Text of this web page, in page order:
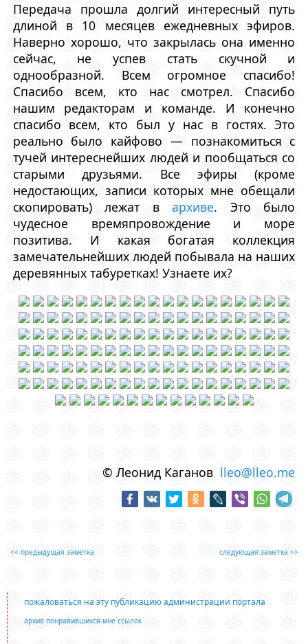
Передача прошла долгий интересный путь
длиной в 10 месяцев ежедневных эфиров.
Наверно хорошо, что закрылась она именно
сейчас, не успев стать скучной и
однообразной. Всем огромное спасибо!
Спасибо всем, кто нас смотрел. Спасибо
нашим редакторам и команде. И конечно
спасибо всем, кто был у нас в гостях. Это
реально было кайфово — познакомиться с
тучей интереснейших людей и пообщаться со
старыми друзьями. Все эфиры (кроме
недостающих, записи которых мне обещали
скопировать) лежат вархиве. Это было
чудесное времяпровождение и море
позитива. И какая богатая коллекция
замечательнейших людей побывала на наших
деревянных табуретках! Узнаете их?
© Леонид Каганов lleo@lleo.me
<< предыдущая заметка следующая заметка >>
пожаловаться на эту публикацию администрации портала
архив понравившихся мне ссылок